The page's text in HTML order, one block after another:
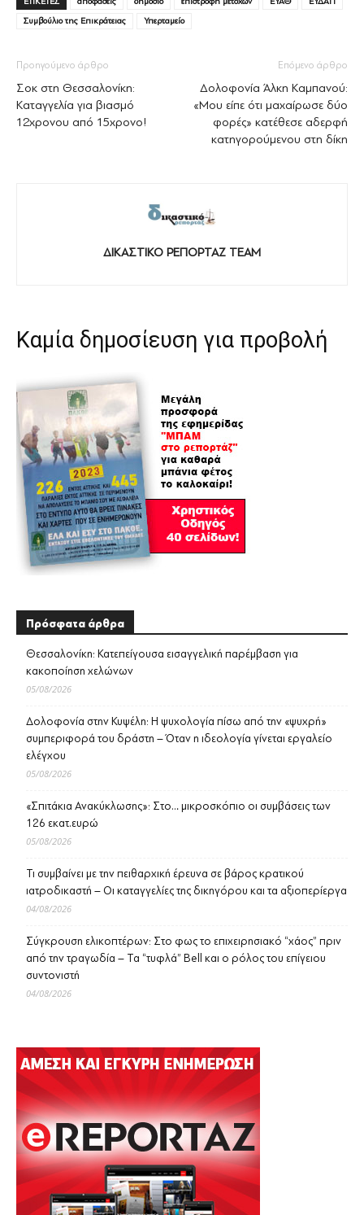
Συμβούλιο της Επικράτειας
Υπερταμείο
Προηγούμενο άρθρο
Σοκ στη Θεσσαλονίκη:
Καταγγελία για βιασμό
12χρονου από 15χρονο!
Επόμενο άρθρο
Δολοφονία Άλκη Καμπανού:
«Μου είπε ότι μαχαίρωσε δύο
φορές» κατέθεσε αδερφή
κατηγορούμενου στη δίκη
ΔΙΚΑΣΤΙΚΟ ΡΕΠΟΡΤΑΖ TEAM
Καμία δημοσίευση για προβολή
Πρόσφατα άρθρα
Θεσσαλονίκη: Κατεπείγουσα εισαγγελική παρέμβαση για
κακοποίηση χελώνων
05/08/2026
Δολοφονία στην Κυψέλη: Η ψυχολογία πίσω από την «ψυχρή»
συμπεριφορά του δράστη – Όταν η ιδεολογία γίνεται εργαλείο
ελέγχου
05/08/2026
«Σπιτάκια Ανακύκλωσης»: Στο… μικροσκόπιο οι συμβάσεις των
126 εκατ.ευρώ
05/08/2026
Τι συμβαίνει με την πειθαρχική έρευνα σε βάρος κρατικού
ιατροδικαστή – Οι καταγγελίες της δικηγόρου και τα αξιοπερίεργα
04/08/2026
Σύγκρουση ελικοπτέρων: Στο φως το επιχειρησιακό “χάος” πριν
από την τραγωδία – Τα “τυφλά” Bell και ο ρόλος του επίγειου
συντονιστή
04/08/2026